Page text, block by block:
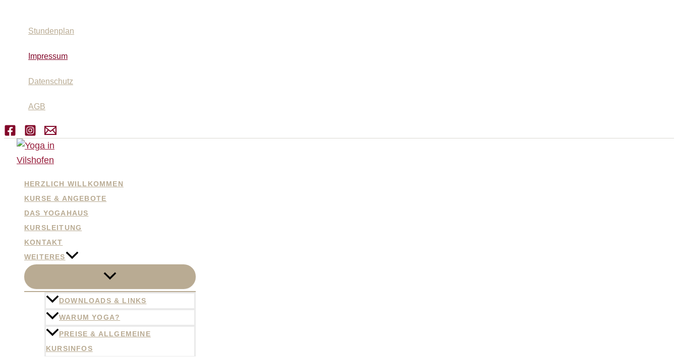
Stundenplan
Impressum
Datenschutz
AGB
HERZLICH WILLKOMMEN
KURSE & ANGEBOTE
DAS YOGAHAUS
KURSLEITUNG
KONTAKT
WEITERES
DOWNLOADS & LINKS
WARUM YOGA?
PREISE & ALLGEMEINE
KURSINFOS